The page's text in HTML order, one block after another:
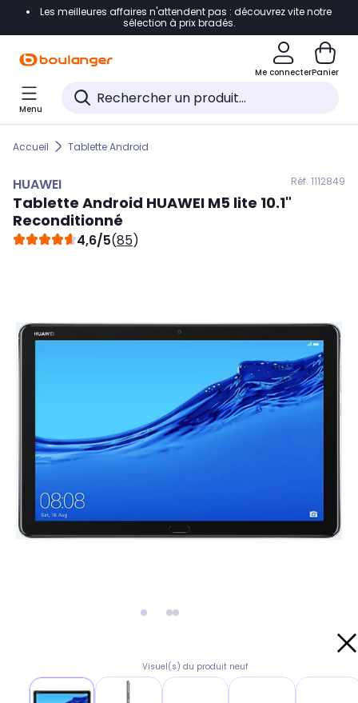
Accéder directement à la navigation
Accéder directement au pied de page
Accéder directement au chatbot
Les meilleures affaires n'attendent pas : découvrez vite notre
sélection à prix bradés.
Me connecterPanier
Menu
Accueil Tablette Android
HUAWEI Réf. 1112849
Tablette Android HUAWEI M5 lite 10.1"
Reconditionné
4,6/5(85)
Visuel(s) du produit neuf